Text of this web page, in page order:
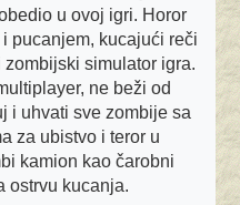
u ovoj igri. Horor
pucanjem, kucajući reči
simulator igra.
ne beži od
i uhvati sve zombije sa
za ubistvo i teror u
kamion kao čarobni
ostrvu kucanja.